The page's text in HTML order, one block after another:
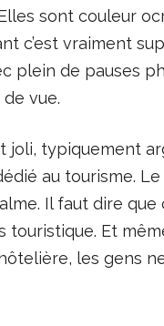
sont couleur
c’est vraiment
plein de pauses
vue.
joli, typiquement
au tourisme. Le
Il faut dire que
touristique. Et
les gens